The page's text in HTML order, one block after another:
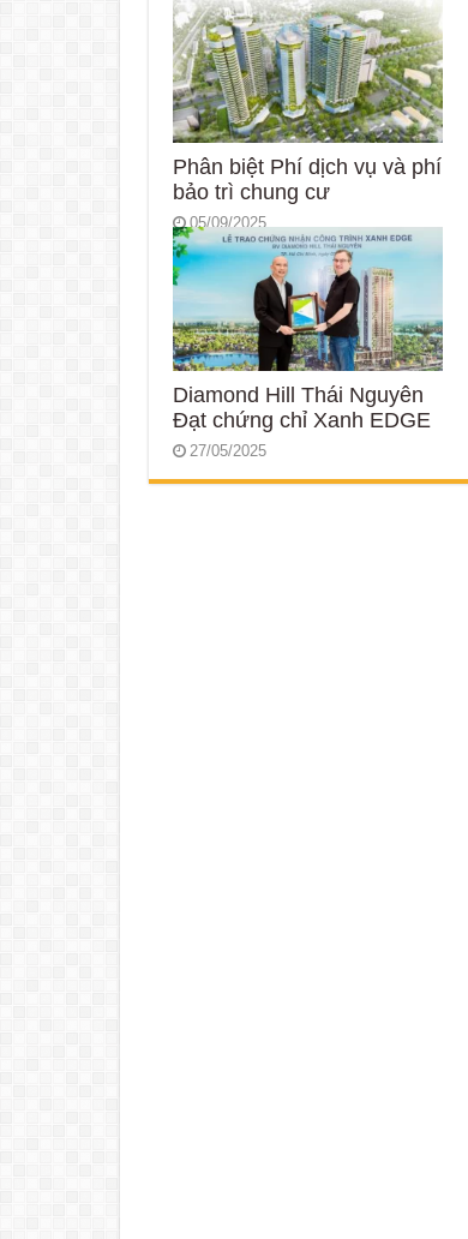
Phân biệt Phí dịch vụ và phí
bảo trì chung cư
05/09/2025
Diamond Hill Thái Nguyên
Đạt chứng chỉ Xanh EDGE
27/05/2025